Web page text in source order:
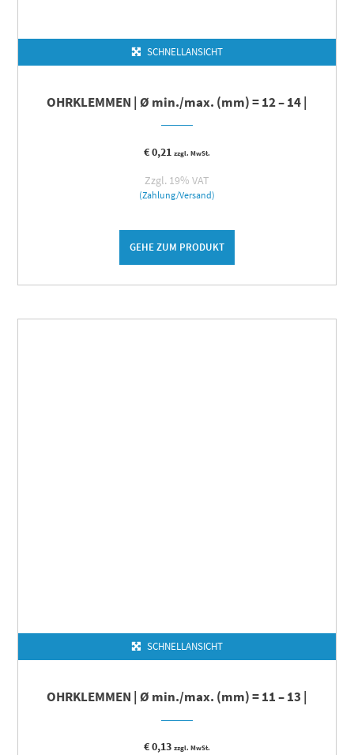
SCHNELLANSICHT
OHRKLEMMEN | Ø min./max. (mm) = 12 – 14 |
€0,21 zzgl. MwSt.
Zzgl. 19% VAT
(Zahlung/Versand)
GEHE ZUM PRODUKT
SCHNELLANSICHT
OHRKLEMMEN | Ø min./max. (mm) = 11 – 13 |
€0,13 zzgl. MwSt.